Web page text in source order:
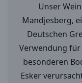
Unser
Mandjesberg,
Deutschen
Verwendung für
besonderen
Esker